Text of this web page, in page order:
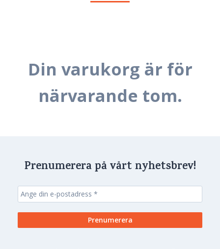
Din varukorg är för
närvarande tom.
Prenumerera på vårt nyhetsbrev!